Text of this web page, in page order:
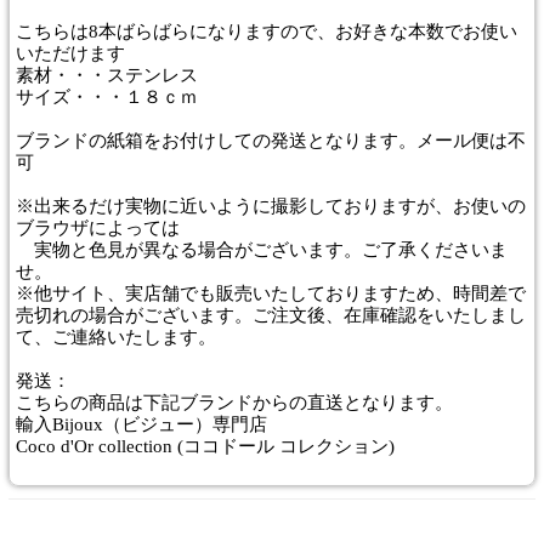
こちらは8本ばらばらになりますので、お好きな本数でお使い
いただけます
素材・・・ステンレス
サイズ・・・１８ｃｍ
ブランドの紙箱をお付けしての発送となります。メール便は不
可
※出来るだけ実物に近いように撮影しておりますが、お使いの
ブラウザによっては
実物と色見が異なる場合がございます。ご了承くださいま
せ。
※他サイト、実店舗でも販売いたしておりますため、時間差で
売切れの場合がございます。ご注文後、在庫確認をいたしまし
て、ご連絡いたします。
発送：
こちらの商品は下記ブランドからの直送となります。
輸入Bijoux（ビジュー）専門店
Coco d'Or collection (ココドール コレクション)